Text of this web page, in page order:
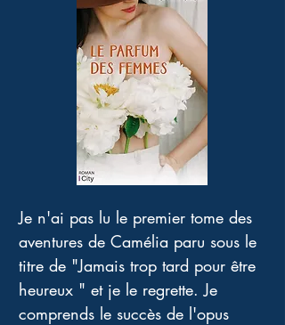
Je n'ai pas lu le premier tome des
aventures de Camélia paru sous le
titre de "Jamais trop tard pour être
heureux " et je le regrette. Je
comprends le succès de l'opus